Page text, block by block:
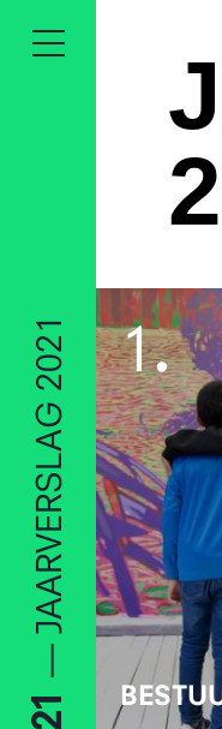
— JAARVERSLAG 2021 1.